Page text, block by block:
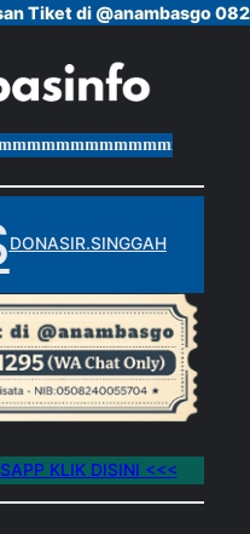
Tiket di @anambasgo
DONASIR.SINGGAH
KLIK DISINI <<<
Tiket di @anambasgo